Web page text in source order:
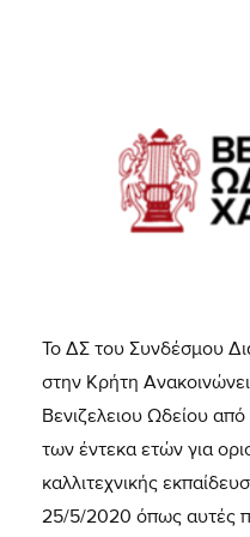
Το ΔΣ του Συνδέσμου
στην Κρήτη
Βενιζελειου Ωδείου
των έντεκα ετών για
καλλιτεχνικής
25/5/2020 όπως αυτές